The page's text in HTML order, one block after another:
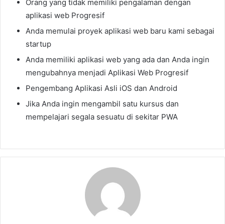
Orang yang tidak memiliki pengalaman dengan
aplikasi web Progresif
Anda memulai proyek aplikasi web baru kami sebagai
startup
Anda memiliki aplikasi web yang ada dan Anda ingin
mengubahnya menjadi Aplikasi Web Progresif
Pengembang Aplikasi Asli iOS dan Android
Jika Anda ingin mengambil satu kursus dan
mempelajari segala sesuatu di sekitar PWA